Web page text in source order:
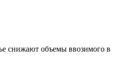
снижают объемы ввозимого в